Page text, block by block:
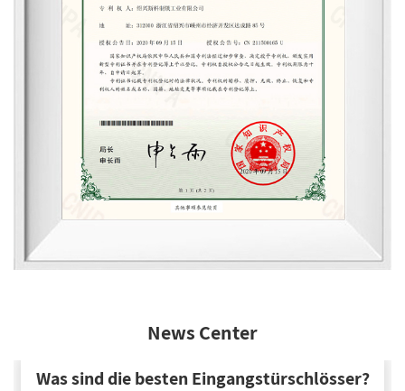
News Center
Was sind die besten Eingangstürschlösser?